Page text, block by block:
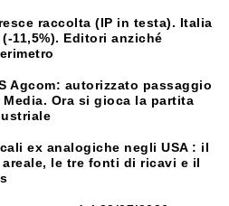
raccolta (IP in testa). Italia
11,5%). Editori anziché
Agcom: autorizzato passaggio
Ora si gioca la partita
ex analogiche negli USA : il
le tre fonti di ricavi e il